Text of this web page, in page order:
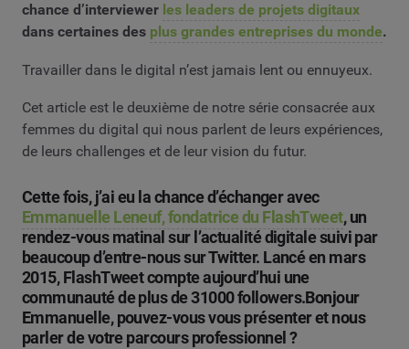
chance d’interviewer les leaders de projets digitaux
dans certaines des plus grandes entreprises du monde.
Travailler dans le digital n’est jamais lent ou ennuyeux.
Cet article est le deuxième de notre série consacrée aux
femmes du digital qui nous parlent de leurs expériences,
de leurs challenges et de leur vision du futur.
Cette fois, j’ai eu la chance d’échanger avec
Emmanuelle Leneuf, fondatrice du FlashTweet, un
rendez-vous matinal sur l’actualité digitale suivi par
beaucoup d’entre-nous sur Twitter. Lancé en mars
2015, FlashTweet compte aujourd’hui une
communauté de plus de 31000 followers.Bonjour
Emmanuelle, pouvez-vous vous présenter et nous
parler de votre parcours professionnel ?